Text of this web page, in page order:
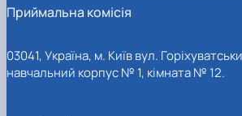
Приймальна комісія
03041, Україна, м. Київ вул.
навчальний корпус № 1, кімната № 12.